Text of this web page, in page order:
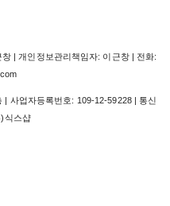
| 개인정보관리책임자: 이근창 | 전화:
| 사업자등록번호: 109-12-59228| 통신
식스샵